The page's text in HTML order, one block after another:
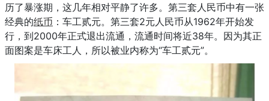
历了暴涨期，这几年相对平静了许多。第三套人民币中有一张
经典的纸币 ：车工贰元。第三套2元人民币从1962年开始发
行，到2000年正式退出流通，流通时间将近38年。因为其正
面图案是车床工人，所以被业内称为“车工贰元”。